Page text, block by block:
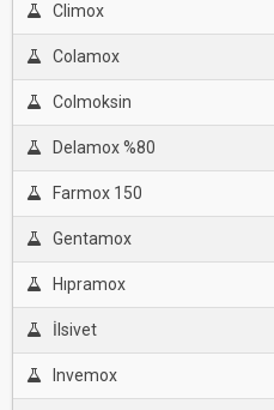
Climox
Colamox
Colmoksin
Delamox %80
Farmox 150
Gentamox
Hıpramox
İlsivet
Invemox